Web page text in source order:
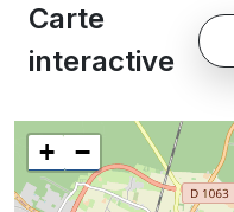
Carte
interactive
+ −